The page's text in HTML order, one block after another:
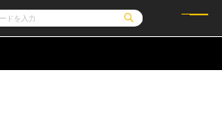
ライトノベル